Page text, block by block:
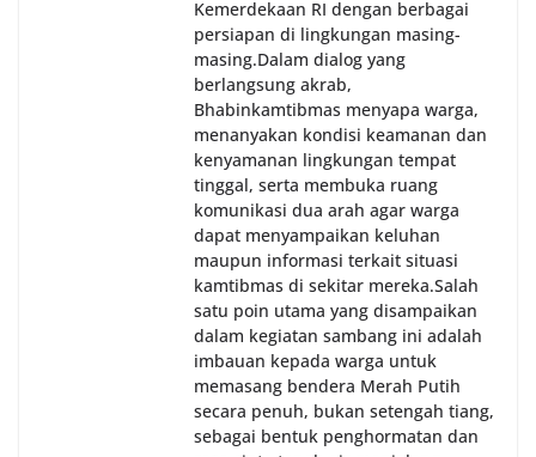
Kemerdekaan RI dengan berbagai
persiapan di lingkungan masing-
masing.‎Dalam dialog yang
berlangsung akrab,
Bhabinkamtibmas menyapa warga,
menanyakan kondisi keamanan dan
kenyamanan lingkungan tempat
tinggal, serta membuka ruang
komunikasi dua arah agar warga
dapat menyampaikan keluhan
maupun informasi terkait situasi
kamtibmas di sekitar mereka.‎‎‎Salah
satu poin utama yang disampaikan
dalam kegiatan sambang ini adalah
imbauan kepada warga untuk
memasang bendera Merah Putih
secara penuh, bukan setengah tiang,
sebagai bentuk penghormatan dan